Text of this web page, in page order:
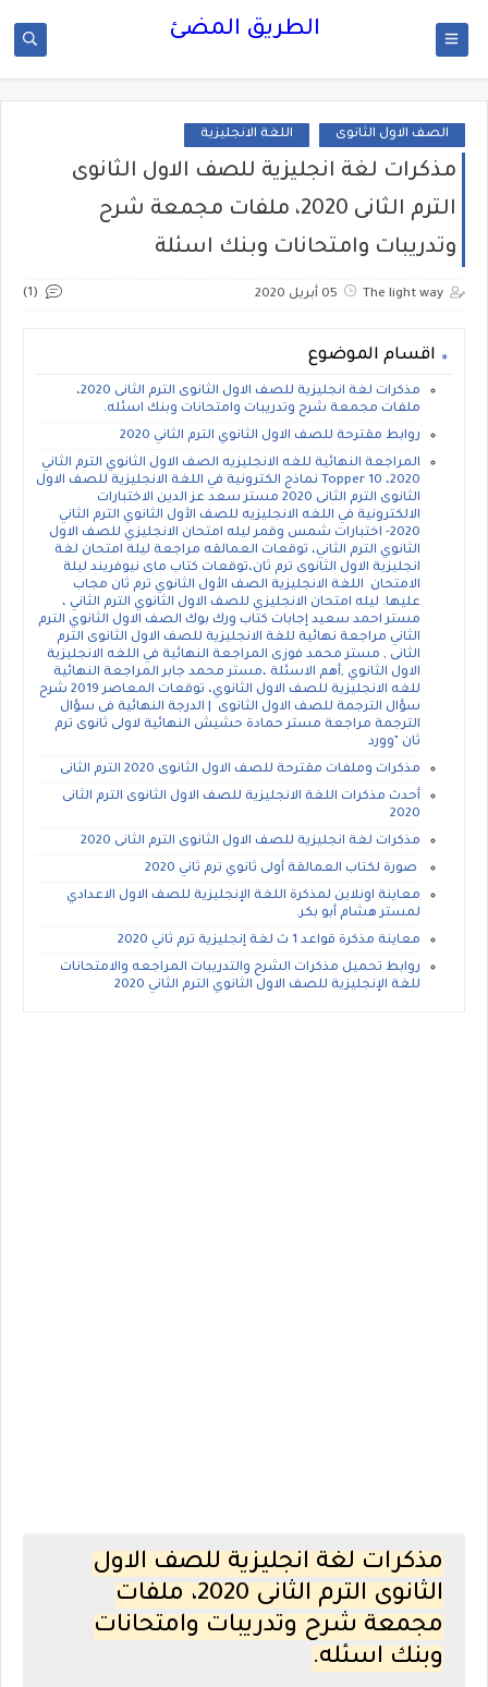
الطريق المضئ
الصف الاول الثانوى اللغة الانجليزية
مذكرات لغة انجليزية للصف الاول الثانوى
الترم الثانى 2020، ملفات مجمعة شرح
وتدريبات وامتحانات وبنك اسئلة
The light way 05 أبريل 2020 (1)
اقسام الموضوع
مذكرات لغة انجليزية للصف الاول الثانوى الترم الثانى 2020،
ملفات مجمعة شرح وتدريبات وامتحانات وبنك اسئله.
روابط مقترحة للصف الاول الثانوي الترم الثاني 2020
المراجعة النهائية للغه الانجليزيه الصف الاول الثانوي الترم الثاني
2020، Topper 10 نماذج الكترونية في اللغة الانجليزية للصف الاول
الثانوى الترم الثانى 2020 مستر سعد عز الدين الاختبارات
الالكترونية في اللغه الانجليزيه للصف الأول الثانوي الترم الثاني
2020- اختبارات شمس وقمر ليله امتحان الانجليزي للصف الاول
الثانوي الترم الثاني، توقعات العمالقه مراجعة ليلة امتحان لغة
انجليزية الاول الثانوى ترم ثان،توقعات كتاب ماى نيوفريند ليلة
الامتحان اللغة الانجليزية الصف الأول الثانوي ترم ثان مجاب
عليها. ليله امتحان الانجليزي للصف الاول الثانوي الترم الثاني ،
مستر احمد سعيد إجابات كتاب ورك بوك الصف الاول الثانوي الترم
الثاني مراجعة نهائية للغة الانجليزية للصف الاول الثانوى الترم
الثانى , مستر محمد فوزى المراجعة النهائية في اللغه الانجليزية
الاول الثانوي ,أهم الاسئلة ،مستر محمد جابر المراجعة النهائية
للغه الانجليزية للصف الاول الثانوي، توقعات المعاصر 2019 شرح
سؤال الترجمة للصف الاول الثانوى | الدرجة النهائية فى سؤال
الترجمة مراجعة مستر حمادة حشيش النهائية لاولى ثانوى ترم
ثان "وورد
مذكرات وملفات مقترحة للصف الاول الثانوى 2020 الترم الثانى
أحدث مذكرات اللغة الانجليزية للصف الاول الثانوى الترم الثانى
2020
مذكرات لغة انجليزية للصف الاول الثانوى الترم الثانى 2020
صورة لكتاب العمالقة أولى ثانوي ترم ثاني 2020
معاينة اونلاين لمذكرة اللغة الإنجليزية للصف الاول الاعدادي
لمستر هشام أبو بكر.
معاينة مذكرة قواعد 1 ث لغة إنجليزية ترم ثاني 2020
روابط تحميل مذكرات الشرح والتدريبات المراجعه والامتحانات
للغة الإنجليزية للصف الاول الثانوي الترم الثاني 2020
مذكرات لغة انجليزية للصف الاول
الثانوى الترم الثانى 2020، ملفات
مجمعة شرح وتدريبات وامتحانات
وبنك اسئله.